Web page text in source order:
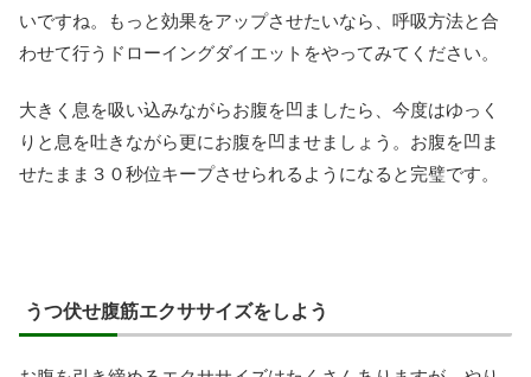
いですね。もっと効果をアップさせたいなら、呼吸方法と合
わせて行うドローイングダイエットをやってみてください。
大きく息を吸い込みながらお腹を凹ましたら、今度はゆっく
りと息を吐きながら更にお腹を凹ませましょう。お腹を凹ま
せたまま３０秒位キープさせられるようになると完璧です。
うつ伏せ腹筋エクササイズをしよう